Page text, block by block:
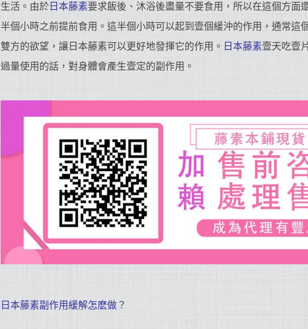
生活。由於 日本藤素要求飯後、沐浴後盡量不要食用，所以在這個方面
半個小時之前提前食用。這半個小時可以起到壹個緩沖的作用，通常這
雙方的欲望，讓日本藤素可以更好地發揮它的作用。 日本藤素壹天吃壹
過量使用的話，對身體會產生壹定的副作用。
日本藤素副作用緩解怎麽做 ？